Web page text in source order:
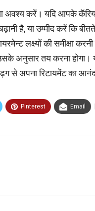
अवश्‍य करें। यदि आपके
है, या उम्मीद करें कि
लक्ष्यों की समीक्षा
अनुसार तय करना
से अपना रिटायमेंट का
Pinterest Email